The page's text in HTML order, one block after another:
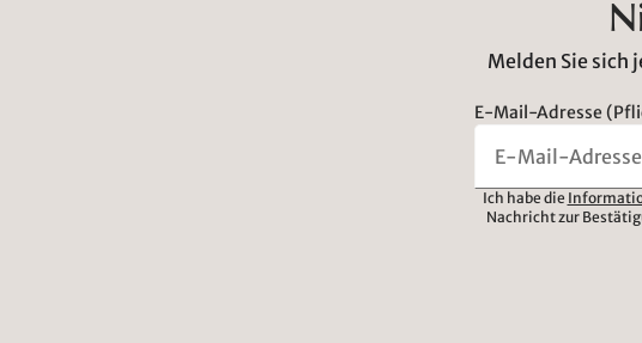
Melden Sie sich
E-Mail-Adresse
Ich habe die
Nachricht zur